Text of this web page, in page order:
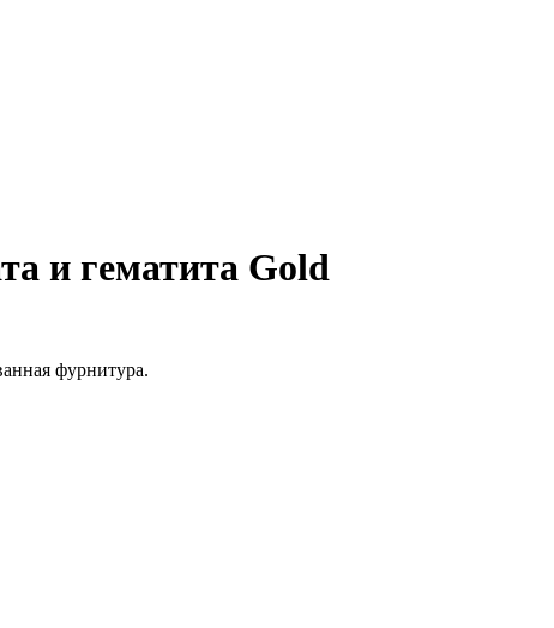
и гематита Gold
фурнитура.